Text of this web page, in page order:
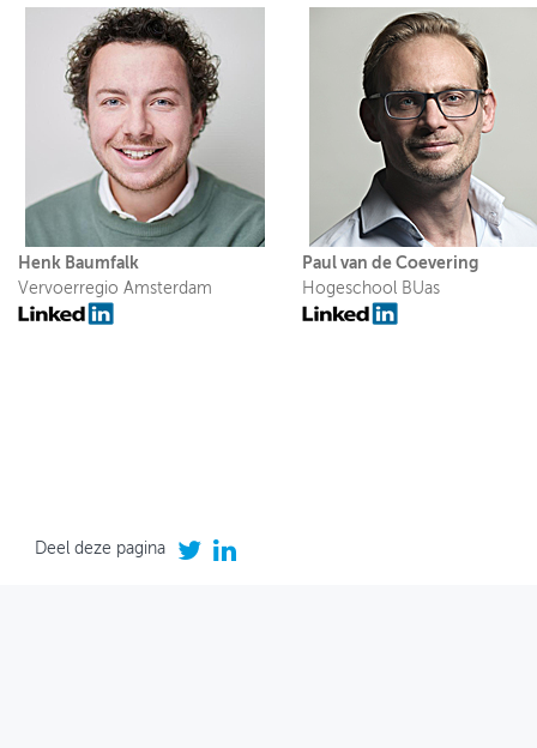
Henk Baumfalk
Vervoerregio Amsterdam
Paul van de Coevering
Hogeschool BUas
Deel deze pagina